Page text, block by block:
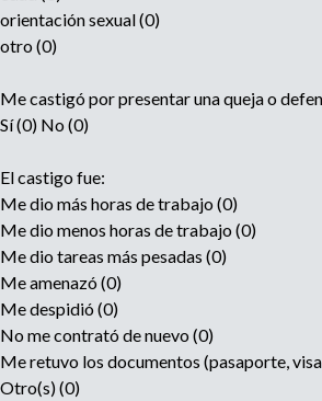
orientación sexual (0)
otro (0)
Me castigó por presentar una queja o
Sí (0) No (0)
El castigo fue:
Me dio más horas de trabajo (0)
Me dio menos horas de trabajo (0)
Me dio tareas más pesadas (0)
Me amenazó (0)
Me despidió (0)
No me contrató de nuevo (0)
Me retuvo los documentos (pasaporte,
Otro(s) (0)